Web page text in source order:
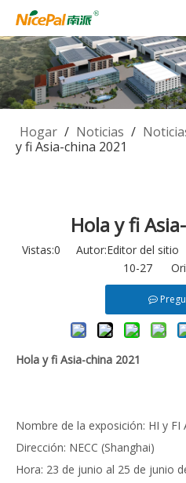
Hogar / Noticias /
y fi Asia-china 2021
Hola y fi
Vistas:0 Autor:Editor del sitio
10-27
Hola y fi Asia-china 2021
Nombre de la exposición: HI y FI
Dirección: NECC (Shanghai)
Hora: 23 de junio al 25 de junio